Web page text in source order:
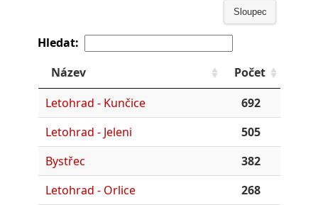
Sloupec
Hledat:
Název
Počet
Letohrad - Kunčice
692
Letohrad - Jeleni
505
Bystřec
382
Letohrad - Orlice
268